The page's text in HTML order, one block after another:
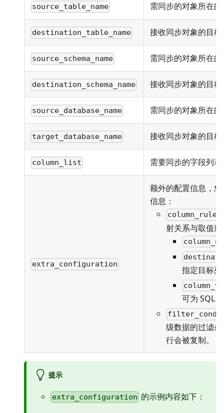
source_table_name 需同步的对象所在
destination_table_name 接收同步对象的目
source_schema_name 需同步的对象所在
destination_schema_name 接收同步对象的目
source_database_name 需同步的对象所在
target_database_name 接收同步对象的目
column_list 需要同步的字段列表
extra_configuration
额外的配置信息，
信息：
column_rules
射关系与取值
指定目标
可为 SQL
级数据的过滤
行会被复制。
提示
extra_configuration 的示例内容如下：